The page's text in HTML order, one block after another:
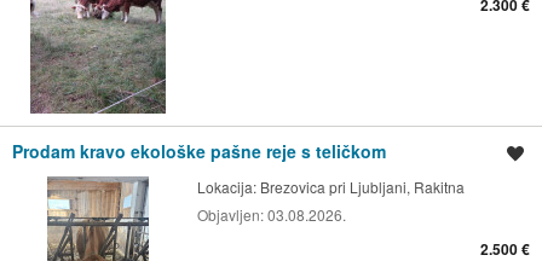
2.300 €
Prodam kravo ekološke pašne reje s teličkom
Lokacija: Brezovica pri Ljubljani, Rakitna
Objavljen:03.08.2026.
2.500 €